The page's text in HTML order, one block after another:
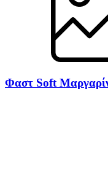
Φαστ Soft